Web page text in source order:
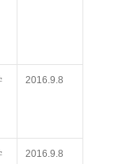
2016.9.8
2016.9.8